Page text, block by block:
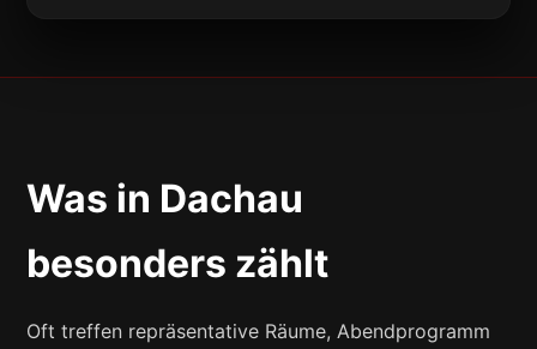
Was in Dachau
besonders zählt
Oft treffen repräsentative Räume, Abendprogramm